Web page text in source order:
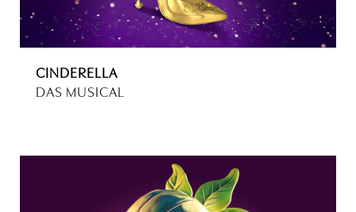
CINDERELLA
DAS MUSICAL